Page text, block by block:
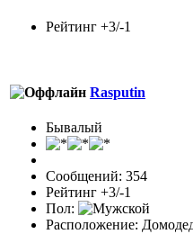
Рейтинг +3/-1
Rasputin
Бывалый
Сообщений: 354
Рейтинг +3/-1
Пол:
Расположение: